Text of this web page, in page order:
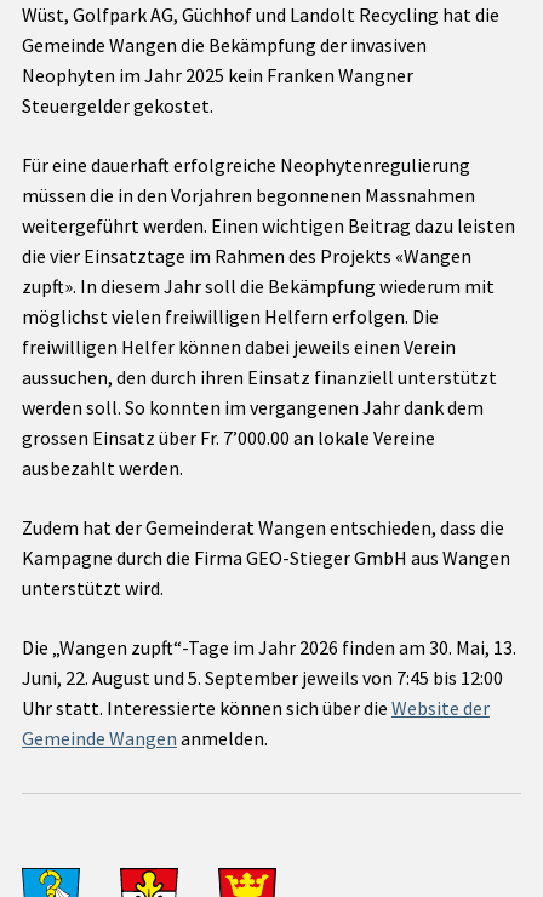
Wüst, Golfpark AG, Güchhof und Landolt Recycling hat die
Gemeinde Wangen die Bekämpfung der invasiven
Neophyten im Jahr 2025 kein Franken Wangner
Steuergelder gekostet.
Für eine dauerhaft erfolgreiche Neophytenregulierung
müssen die in den Vorjahren begonnenen Massnahmen
weitergeführt werden. Einen wichtigen Beitrag dazu leisten
die vier Einsatztage im Rahmen des Projekts «Wangen
zupft». In diesem Jahr soll die Bekämpfung wiederum mit
möglichst vielen freiwilligen Helfern erfolgen. Die
freiwilligen Helfer können dabei jeweils einen Verein
aussuchen, den durch ihren Einsatz finanziell unterstützt
werden soll. So konnten im vergangenen Jahr dank dem
grossen Einsatz über Fr. 7’000.00 an lokale Vereine
ausbezahlt werden.
Zudem hat der Gemeinderat Wangen entschieden, dass die
Kampagne durch die Firma GEO-Stieger GmbH aus Wangen
unterstützt wird.
Die „Wangen zupft“-Tage im Jahr 2026 finden am 30. Mai, 13.
Juni, 22. August und 5. September jeweils von 7:45 bis 12:00
Uhr statt. Interessierte können sich über die Website der
Gemeinde Wangen anmelden.